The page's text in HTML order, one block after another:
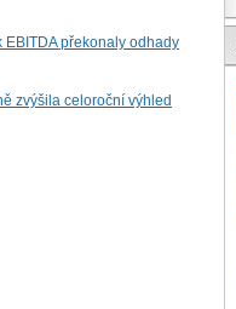
překonaly odhady
zvýšila celoroční výhled